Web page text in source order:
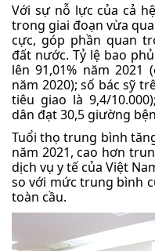
Với sự nỗ lực của cả
trong giai đoạn vừa
cực, góp phần quan
đất nước. Tỷ lệ bao
lên 91,01% năm 2021
năm 2020); số bác sỹ
tiêu giao là 9,4/
dân đạt 30,5 giường
Tuổi thọ trung bình
năm 2021, cao hơn
dịch vụ y tế của Việt
so với mức trung bình
toàn cầu.